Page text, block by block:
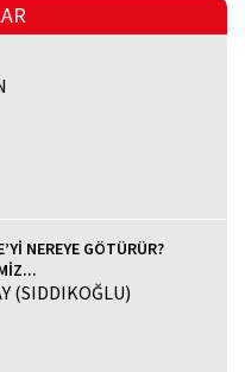
NEREYE GÖTÜRÜR?
(SIDDIKOĞLU)